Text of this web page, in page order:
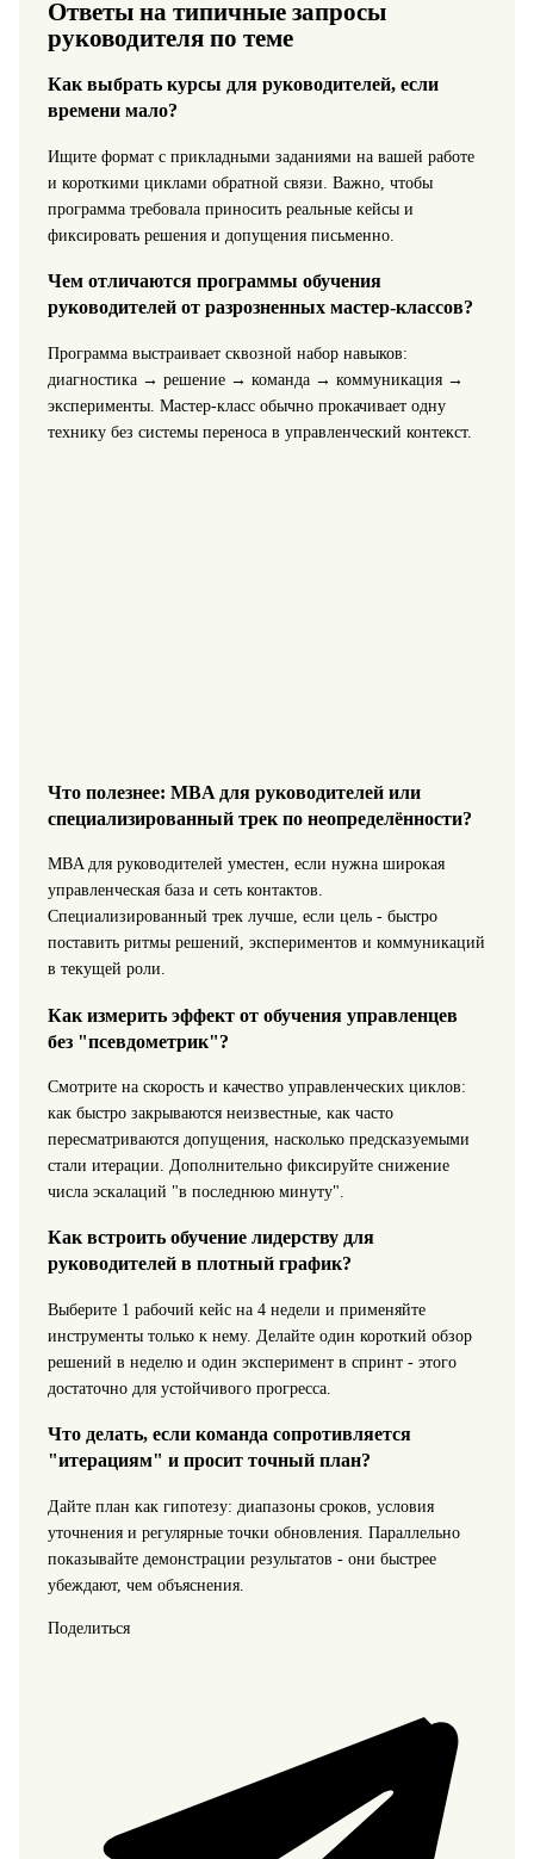
Ответы на типичные запросы
руководителя по теме
Как выбрать курсы для руководителей, если
времени мало?
Ищите формат с прикладными заданиями на вашей работе
и короткими циклами обратной связи. Важно, чтобы
программа требовала приносить реальные кейсы и
фиксировать решения и допущения письменно.
Чем отличаются программы обучения
руководителей от разрозненных мастер-классов?
Программа выстраивает сквозной набор навыков:
диагностика → решение → команда → коммуникация →
эксперименты. Мастер-класс обычно прокачивает одну
технику без системы переноса в управленческий контекст.
Что полезнее: MBA для руководителей или
специализированный трек по неопределённости?
MBA для руководителей уместен, если нужна широкая
управленческая база и сеть контактов.
Специализированный трек лучше, если цель - быстро
поставить ритмы решений, экспериментов и коммуникаций
в текущей роли.
Как измерить эффект от обучения управленцев
без "псевдометрик"?
Смотрите на скорость и качество управленческих циклов:
как быстро закрываются неизвестные, как часто
пересматриваются допущения, насколько предсказуемыми
стали итерации. Дополнительно фиксируйте снижение
числа эскалаций "в последнюю минуту".
Как встроить обучение лидерству для
руководителей в плотный график?
Выберите 1 рабочий кейс на 4 недели и применяйте
инструменты только к нему. Делайте один короткий обзор
решений в неделю и один эксперимент в спринт - этого
достаточно для устойчивого прогресса.
Что делать, если команда сопротивляется
"итерациям" и просит точный план?
Дайте план как гипотезу: диапазоны сроков, условия
уточнения и регулярные точки обновления. Параллельно
показывайте демонстрации результатов - они быстрее
убеждают, чем объяснения.
Поделиться